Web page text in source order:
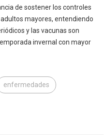
de sostener los controles
mayores, entendiendo
y las vacunas son
invernal con mayor
enfermedades